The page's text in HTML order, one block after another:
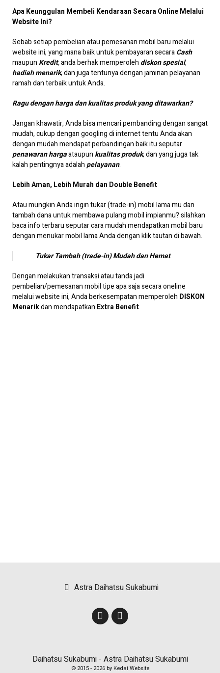
Apa Keunggulan Membeli Kendaraan Secara Online Melalui
Website Ini?
Sebab setiap pembelian atau pemesanan mobil baru melalui
website ini, yang mana baik untuk pembayaran secaraCash
maupun Kredit,anda berhak memperoleh diskon spesial,
hadiah menarik, dan juga tentunya dengan jaminan pelayanan
ramah dan terbaik untuk Anda.
Ragu dengan harga dan kualitas produk yang ditawarkan?
Jangan khawatir, Anda bisa mencari pembanding dengan sangat
mudah, cukup dengan googling di internet tentu Anda akan
dengan mudah mendapat perbandingan baik itu seputar
penawaran hargaataupunkualitas produk, dan yang juga tak
kalah pentingnya adalahpelayanan.
Lebih Aman, Lebih Murah dan Double Benefit
Atau mungkin Anda ingin tukar (trade-in) mobil lama mu dan
tambah dana untuk membawa pulang mobil impianmu? silahkan
baca info terbaru seputar cara mudah mendapatkan mobil baru
dengan menukar mobil lama Anda dengan klik tautan di bawah.
Tukar Tambah (trade-in) Mudah dan Hemat
Dengan melakukan transaksi atau tanda jadi
pembelian/pemesanan mobil tipe apa saja secara oneline
melalui website ini, Anda berkesempatan memperoleh DISKON
Menarikdan mendapatkan Extra Benefit.
Astra Daihatsu Sukabumi
Daihatsu Sukabumi - Astra Daihatsu Sukabumi
© 2015 - 2026 by Kedai Website